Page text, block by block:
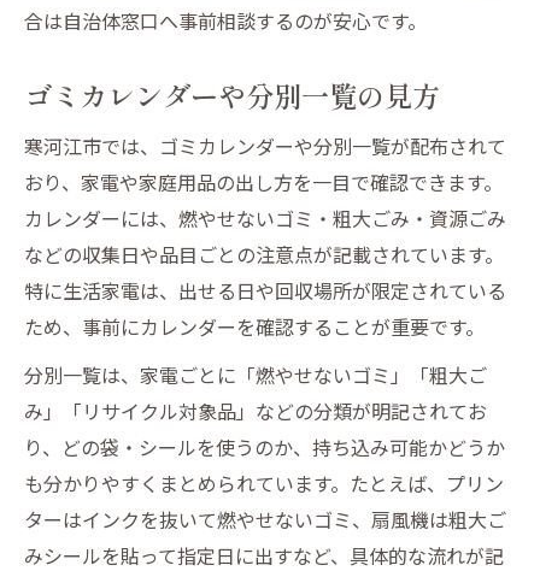
合は自治体窓口へ事前相談するのが安心です。
ゴミカレンダーや分別一覧の見方
寒河江市では、ゴミカレンダーや分別一覧が配布されて
おり、家電や家庭用品の出し方を一目で確認できます。
カレンダーには、燃やせないゴミ・粗大ごみ・資源ごみ
などの収集日や品目ごとの注意点が記載されています。
特に生活家電は、出せる日や回収場所が限定されている
ため、事前にカレンダーを確認することが重要です。
分別一覧は、家電ごとに「燃やせないゴミ」「粗大ご
み」「リサイクル対象品」などの分類が明記されてお
り、どの袋・シールを使うのか、持ち込み可能かどうか
も分かりやすくまとめられています。たとえば、プリン
ターはインクを抜いて燃やせないゴミ、扇風機は粗大ご
みシールを貼って指定日に出すなど、具体的な流れが記